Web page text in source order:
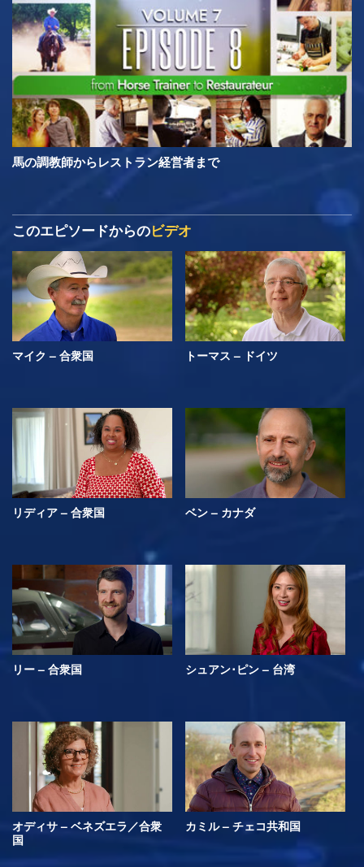
馬の調教師からレストラン経営者まで
このエピソードからのビデオ
マイク – 合衆国 トーマス – ドイツ
リディア – 合衆国 ベン – カナダ
リー – 合衆国 シュアン･ピン – 台湾
オディサ – ベネズエラ／合衆
国
カミル – チェコ共和国